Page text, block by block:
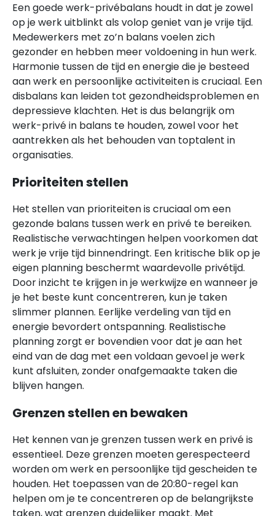
Een goede werk-privébalans houdt in dat je zowel
op je werk uitblinkt als volop geniet van je vrije tijd.
Medewerkers met zo’n balans voelen zich
gezonder en hebben meer voldoening in hun werk.
Harmonie tussen de tijd en energie die je besteed
aan werk en persoonlijke activiteiten is cruciaal. Een
disbalans kan leiden tot gezondheidsproblemen en
depressieve klachten. Het is dus belangrijk om
werk-privé in balans te houden, zowel voor het
aantrekken als het behouden van toptalent in
organisaties.
Prioriteiten stellen
Het stellen van prioriteiten is cruciaal om een
gezonde balans tussen werk en privé te bereiken.
Realistische verwachtingen helpen voorkomen dat
werk je vrije tijd binnendringt. Een kritische blik op je
eigen planning beschermt waardevolle privétijd.
Door inzicht te krijgen in je werkwijze en wanneer je
je het beste kunt concentreren, kun je taken
slimmer plannen. Eerlijke verdeling van tijd en
energie bevordert ontspanning. Realistische
planning zorgt er bovendien voor dat je aan het
eind van de dag met een voldaan gevoel je werk
kunt afsluiten, zonder onafgemaakte taken die
blijven hangen.
Grenzen stellen en bewaken
Het kennen van je grenzen tussen werk en privé is
essentieel. Deze grenzen moeten gerespecteerd
worden om werk en persoonlijke tijd gescheiden te
houden. Het toepassen van de 20:80-regel kan
helpen om je te concentreren op de belangrijkste